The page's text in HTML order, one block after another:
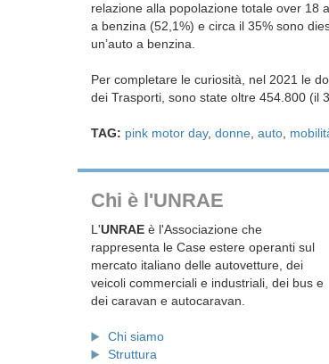
relazione alla popolazione totale over 18
a benzina (52,1%) e circa il 35% sono
un’auto a benzina.
Per completare le curiosità, nel 2021 le
dei Trasporti, sono state oltre 454.800 (il
TAG: pink motor day, donne auto
Chi è l'UNRAE
L'UNRAE è l'Associazione che
rappresenta le Case estere operanti sul
mercato italiano delle autovetture, dei
veicoli commerciali e industriali, dei bus e
dei caravan e autocaravan.
Chi siamo
Struttura